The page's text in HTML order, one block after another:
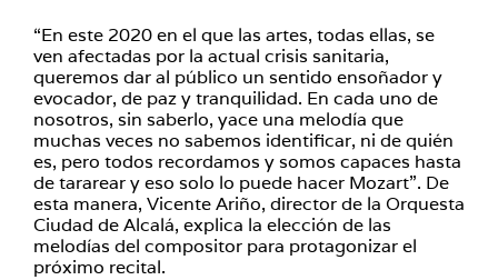
“En este 2020 en el que las artes, todas ellas, se
ven afectadas por la actual crisis sanitaria,
queremos dar al público un sentido ensoñador y
evocador, de paz y tranquilidad. En cada uno de
nosotros, sin saberlo, yace una melodía que
muchas veces no sabemos identificar, ni de quién
es, pero todos recordamos y somos capaces hasta
de tararear y eso solo lo puede hacer Mozart”. De
esta manera, Vicente Ariño, director de la Orquesta
Ciudad de Alcalá, explica la elección de las
melodías del compositor para protagonizar el
próximo recital.